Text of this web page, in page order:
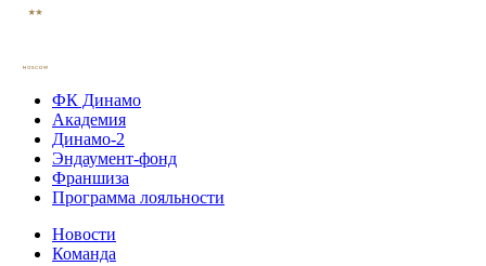
ФК Динамо
Академия
Динамо-2
Эндаумент-фонд
Франшиза
Программа лояльности
Новости
Команда